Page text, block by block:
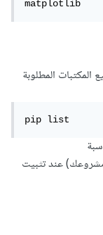
matplotlib
المطلوبة
pip list
عند تثبيت